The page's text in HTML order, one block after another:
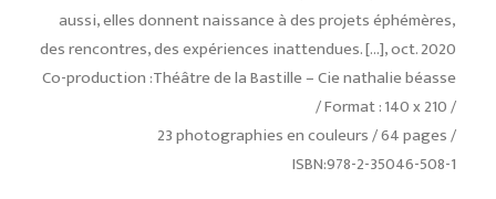
aussi, elles donnent naissance à des projets éphémères,
des rencontres, des expériences inattendues. […], oct. 2020
Co-production :Théâtre de la Bastille – Cie nathalie béasse
/ Format : 140 x 210 /
23 photographies en couleurs / 64 pages /
ISBN:978-2-35046-508-1